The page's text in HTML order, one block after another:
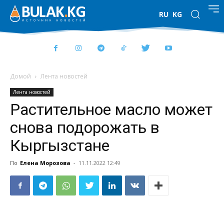
RU KG
Домой Лента новостей
Лента новостей
Растительное масло может
снова подорожать в
Кыргызстане
По Елена Морозова - 11.11.2022 12:49